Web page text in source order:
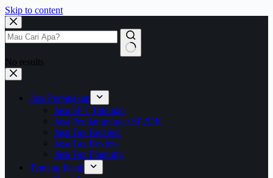
Skip to content
No results
Jasa Perpajakan
Jasa SPT Tahunan
Jasa Pendampingan SP2DK
Jasa Tax Retainer
Jasa Tax Review
Jasa Tax Planning
Tentang Kami